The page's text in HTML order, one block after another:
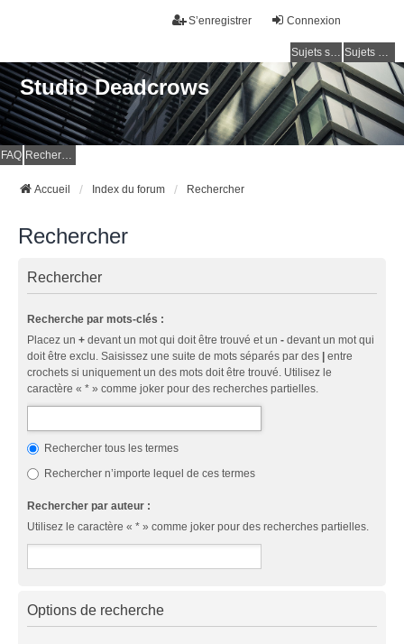
Connexion
S’enregistrer
Sujets sans réponse Sujets actifs
Studio Deadcrows
FAQ Rechercher
Accueil Index du forum Rechercher
Rechercher
Rechercher
Recherche par mots-clés :
Placez un + devant un mot qui doit être trouvé et un - devant un mot qui
doit être exclu. Saisissez une suite de mots séparés par des | entre
crochets si uniquement un des mots doit être trouvé. Utilisez le
caractère « * » comme joker pour des recherches partielles.
Rechercher tous les termes
Rechercher n’importe lequel de ces termes
Rechercher par auteur :
Utilisez le caractère « * » comme joker pour des recherches partielles.
Options de recherche